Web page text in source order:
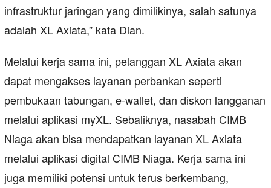
infrastruktur jaringan yang dimilikinya, salah satunya
adalah XL Axiata,” kata Dian.
Melalui kerja sama ini, pelanggan XL Axiata akan
dapat mengakses layanan perbankan seperti
pembukaan tabungan, e-wallet, dan diskon langganan
melalui aplikasi myXL. Sebaliknya, nasabah CIMB
Niaga akan bisa mendapatkan layanan XL Axiata
melalui aplikasi digital CIMB Niaga. Kerja sama ini
juga memiliki potensi untuk terus berkembang,